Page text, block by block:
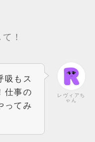
！
レヴィアち
ゃん
吸もス
仕事の
ってみ